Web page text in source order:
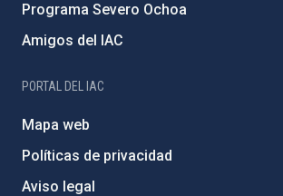
Programa Severo Ochoa
Amigos del IAC
PORTAL DEL IAC
Mapa web
Políticas de privacidad
Aviso legal